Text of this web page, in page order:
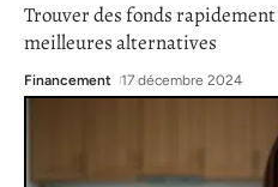
Trouver des fonds
meilleures alternatives
Financement 17 décembre 2024